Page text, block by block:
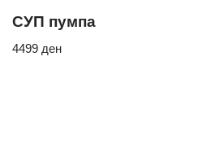
СУП пумпа
4499 ден